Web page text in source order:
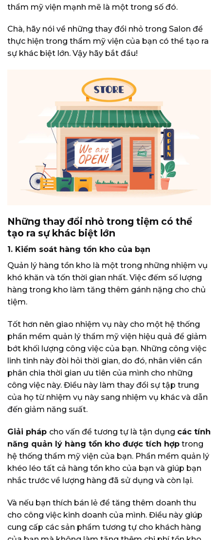
thẩm mỹ viện mạnh mẽ là một trong số đó.
Chà, hãy nói về những thay đổi nhỏ trong Salon để
thực hiện trong thẩm mỹ viện của bạn có thể tạo ra
sự khác biệt lớn. Vậy hãy bắt đầu!
Những thay đổi nhỏ trong tiệm có thể
tạo ra sự khác biệt lớn
1. Kiểm soát hàng tồn kho của bạn
Quản lý hàng tồn kho là một trong những nhiệm vụ
khó khăn và tốn thời gian nhất. Việc đếm số lượng
hàng trong kho làm tăng thêm gánh nặng cho chủ
tiệm.
Tốt hơn nên giao nhiệm vụ này cho một hệ thống
phần mềm quản lý thẩm mỹ viện hiệu quả để giảm
bớt khối lượng công việc của bạn. Những công việc
linh tinh này đòi hỏi thời gian, do đó, nhân viên cần
phân chia thời gian ưu tiên của mình cho những
công việc này. Điều này làm thay đổi sự tập trung
của họ từ nhiệm vụ này sang nhiệm vụ khác và dẫn
đến giảm năng suất.
Giải pháp cho vấn đề tương tự là tận dụng các tính
năng quản lý hàng tồn kho được tích hợp trong
hệ thống thẩm mỹ viện của bạn. Phần mềm quản lý
khéo léo tất cả hàng tồn kho của bạn và giúp bạn
nhắc trước về lượng hàng đã sử dụng và còn lại.
Và nếu bạn thích bán lẻ để tăng thêm doanh thu
cho công việc kinh doanh của mình. Điều này giúp
cung cấp các sản phẩm tương tự cho khách hàng